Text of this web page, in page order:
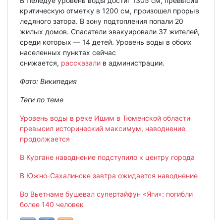
критическую отметку в 1200 см, произошел прорыв
ледяного затора. В зону подтопления попали 20
жилых домов. Спасатели эвакуировали 37 жителей,
среди которых — 14 детей. Уровень воды в обоих
населенных пунктах сейчас
снижается, рассказали в администрации.
Фото: Википедия
Теги по теме
Уровень воды в реке Ишим в Тюменской области
превысил исторический максимум, наводнение
продолжается
В Кургане наводнение подступило к центру города
В Южно-Сахалинске завтра ожидается наводнение
Во Вьетнаме бушевал супертайфун «Яги»: погибли
более 140 человек